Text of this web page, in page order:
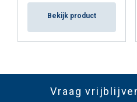
Bekijk product
Vraag